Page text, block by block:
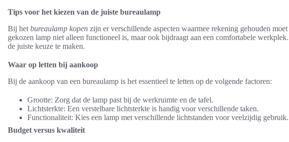
Tips voor het kiezen van de juiste bureaulamp
Bij het bureaulamp kopen zijn er verschillende aspecten waarmee rekening gehouden
gekozen lamp niet alleen functioneel is, maar ook bijdraagt aan een comfortabele
de juiste keuze te maken.
Waar op letten bij aankoop
Bij de aankoop van een bureaulamp is het essentieel te letten op de volgende factoren:
Grootte: Zorg dat de lamp past bij de werkruimte en de tafel.
Lichtsterkte: Een verstelbare lichtsterkte is handig voor verschillende taken.
Functionaliteit: Kies een lamp met verschillende lichtstanden voor veelzijdig gebruik.
Budget versus kwaliteit